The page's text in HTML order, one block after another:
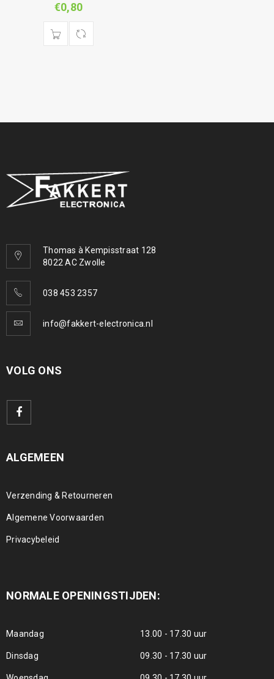
€0,80
Thomas à Kempisstraat 128
8022 AC Zwolle
038 453 2357
info@fakkert-electronica.nl
VOLG ONS
ALGEMEEN
Verzending & Retourneren
Algemene Voorwaarden
Privacybeleid
NORMALE OPENINGSTIJDEN:
Maandag 13.00 - 17.30 uur
Dinsdag 09.30 - 17.30 uur